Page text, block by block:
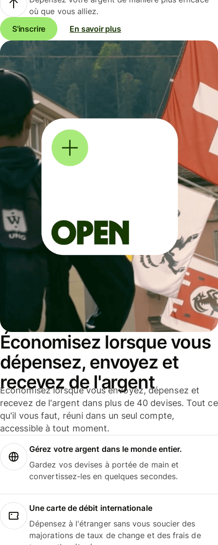
où que vous alliez.
S'inscrire
En savoir plus
Économisez lorsque vous
dépensez, envoyez et
recevez de l'argent
Économisez lorsque vous envoyez, dépensez et
recevez de l'argent dans plus de 40 devises. Tout ce
qu'il vous faut, réuni dans un seul compte,
accessible à tout moment.
Gérez votre argent dans le monde entier.
Gardez vos devises à portée de main et
convertissez-les en quelques secondes.
Une carte de débit internationale
Dépensez à l'étranger sans vous soucier des
majorations de taux de change et des frais de